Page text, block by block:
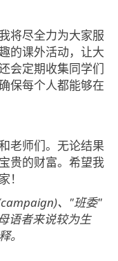
将尽全力为大家服
的课外活动，让大
会定期收集同学们
保每个人都能够在
老师们。无论结果
贵的财富。希望我
！
、"班委"
语者来说较为生
。